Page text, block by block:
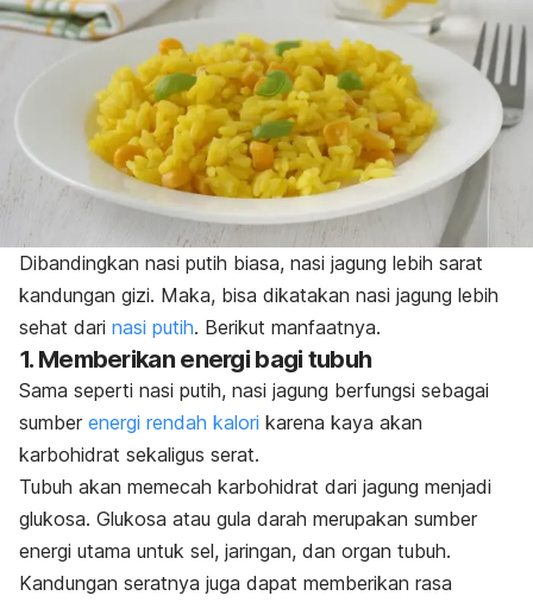
Dibandingkan nasi putih biasa, nasi jagung lebih sarat
kandungan gizi. Maka, bisa dikatakan nasi jagung lebih
sehat dari nasi putih. Berikut manfaatnya.
1. Memberikan energi bagi tubuh
Sama seperti nasi putih, nasi jagung berfungsi sebagai
sumber energi rendah kalori karena kaya akan
karbohidrat sekaligus serat.
Tubuh akan memecah karbohidrat dari jagung menjadi
glukosa. Glukosa atau gula darah merupakan sumber
energi utama untuk sel, jaringan, dan organ tubuh.
Kandungan seratnya juga dapat memberikan rasa